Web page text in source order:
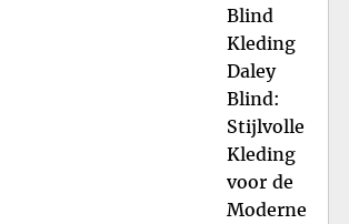
Blind
Kleding
Daley
Blind:
Stijlvolle
Kleding
voor de
Moderne